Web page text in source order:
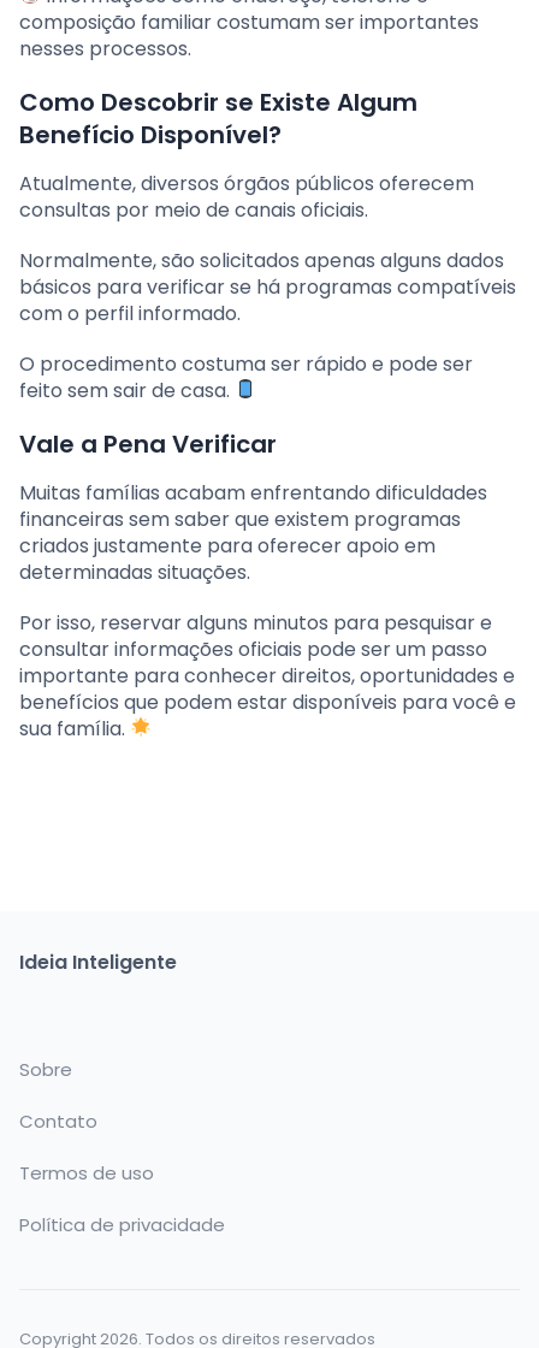
composição familiar costumam ser importantes
nesses processos.
Como Descobrir se Existe Algum
Benefício Disponível?
Atualmente, diversos órgãos públicos oferecem
consultas por meio de canais oficiais.
Normalmente, são solicitados apenas alguns dados
básicos para verificar se há programas compatíveis
com o perfil informado.
O procedimento costuma ser rápido e pode ser
feito sem sair de casa.
Vale a Pena Verificar
Muitas famílias acabam enfrentando dificuldades
financeiras sem saber que existem programas
criados justamente para oferecer apoio em
determinadas situações.
Por isso, reservar alguns minutos para pesquisar e
consultar informações oficiais pode ser um passo
importante para conhecer direitos, oportunidades e
benefícios que podem estar disponíveis para você e
sua família.
Ideia Inteligente
Sobre
Contato
Termos de uso
Política de privacidade
Copyright 2026. Todos os direitos reservados